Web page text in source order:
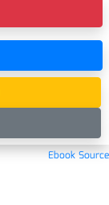
Ebook Source